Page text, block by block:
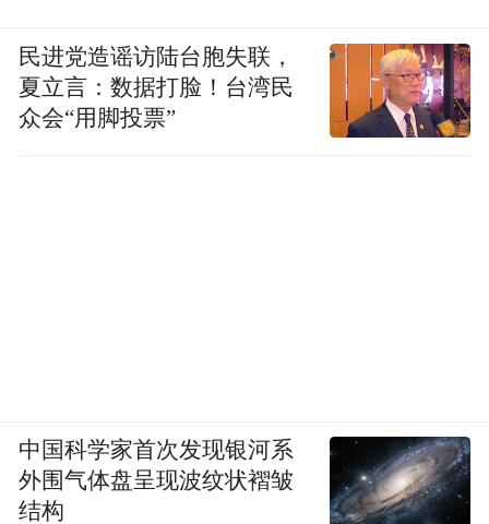
民进党造谣访陆台胞失联，
夏立言：数据打脸！台湾民
众会“用脚投票”
中国科学家首次发现银河系
外围气体盘呈现波纹状褶皱
结构